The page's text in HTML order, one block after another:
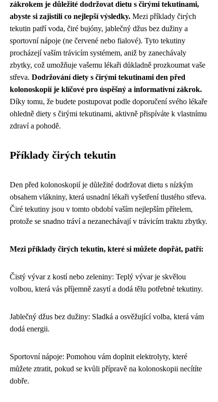
zákrokem je důležité dodržovat dietu s čirými tekutinami,
abyste si zajistili co nejlepší výsledky. Mezi příklady čirých
tekutin patří voda, čiré bujóny, jablečný džus bez dužiny a
sportovní nápoje (ne červené nebo fialové). Tyto tekutiny
procházejí vaším trávicím systémem, aniž by zanechávaly
zbytky, což umožňuje vašemu lékaři důkladně prozkoumat vaše
střeva. Dodržování diety s čirými tekutinami den před
kolonoskopií je klíčové pro úspěšný a informativní zákrok.
Díky tomu, že budete postupovat podle doporučení svého lékaře
ohledně diety s čirými tekutinami, aktivně přispíváte k vlastnímu
zdraví a pohodě.
Příklady čirých tekutin
Den před kolonoskopií je důležité dodržovat dietu s nízkým
obsahem vlákniny, která usnadní lékaři vyšetření tlustého střeva.
Čiré tekutiny jsou v tomto období vaším nejlepším přítelem,
protože se snadno tráví a nezanechávají v trávicím traktu zbytky.
Mezi příklady čirých tekutin, které si můžete dopřát, patří:
Čistý vývar z kostí nebo zeleniny: Teplý vývar je skvělou
volbou, která vás příjemně zasytí a dodá tělu potřebné tekutiny.
Jablečný džus bez dužiny: Sladká a osvěžující volba, která vám
dodá energii.
Sportovní nápoje: Pomohou vám doplnit elektrolyty, které
můžete ztratit, pokud se kvůli přípravě na kolonoskopii necítíte
dobře.